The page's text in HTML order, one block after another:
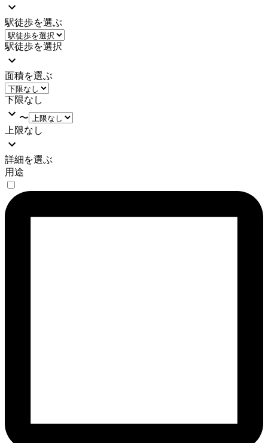
駅徒歩を選ぶ
駅徒歩を選択
面積を選ぶ
下限なし
〜
上限なし
詳細を選ぶ
用途